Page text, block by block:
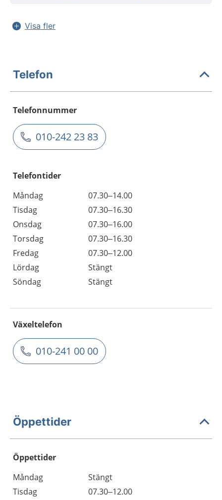
Visa fler
Telefon
Telefonnummer
010-242 23 83
Telefontider
Måndag
07.30–14.00
Tisdag
07.30–16.30
Onsdag
07.30–16.00
Torsdag
07.30–16.30
Fredag
07.30–12.00
Lördag
Stängt
Söndag
Stängt
Växeltelefon
010-241 00 00
Öppettider
Öppettider
Dag
Öppettider
Kommentarer
Måndag
Stängt
Tisdag
07.30–12.00